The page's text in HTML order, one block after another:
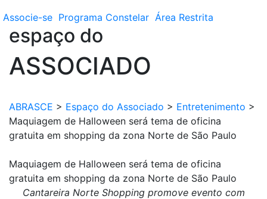
Associe-se Programa Constelar Área Restrita
espaço do
ASSOCIADO
ABRASCE > Espaço do Associado > Entretenimento >
Maquiagem de Halloween será tema de oficina
gratuita em shopping da zona Norte de São Paulo
Maquiagem de Halloween será tema de oficina
gratuita em shopping da zona Norte de São Paulo
Cantareira Norte Shopping promove evento com